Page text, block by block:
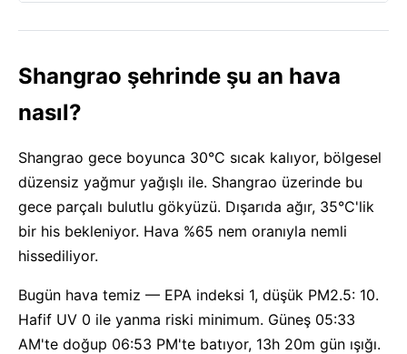
Shangrao şehrinde şu an hava
nasıl?
Shangrao gece boyunca 30°C sıcak kalıyor, bölgesel
düzensiz yağmur yağışlı ile. Shangrao üzerinde bu
gece parçalı bulutlu gökyüzü. Dışarıda ağır, 35°C'lik
bir his bekleniyor. Hava %65 nem oranıyla nemli
hissediliyor.
Bugün hava temiz — EPA indeksi 1, düşük PM2.5: 10.
Hafif UV 0 ile yanma riski minimum. Güneş 05:33
AM'te doğup 06:53 PM'te batıyor, 13h 20m gün ışığı.